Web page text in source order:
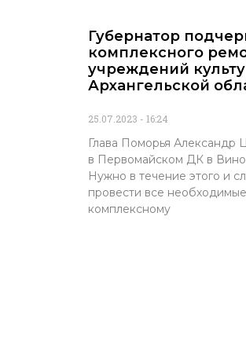
Губернатор
комплексного
учреждений
Архангельской
25.07.2023 16:24
Глава Поморья Александр
в Первомайском ДК в
Нужно в течение этого и
провести все
комплексному